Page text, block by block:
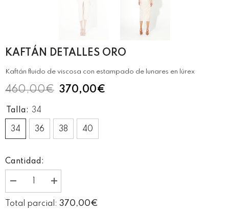
KAFTÁN DETALLES ORO
Kaftán fluido de viscosa con estampado de lunares en lúrex
460,00€ 370,00€
Talla: 34
34 36 38 40
Cantidad:
Error:
Missing
interpolation
I18n
Error:
Missing
interpolation
Total parcial: 370,00€